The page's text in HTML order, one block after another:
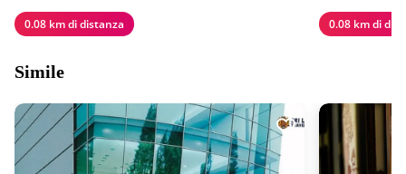
0.08 km di distanza 0.08 km di
Simile